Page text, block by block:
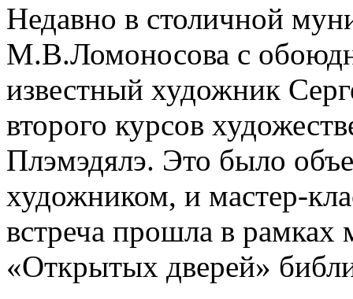
Недавно в столичной
М.В.Ломоносова с
известный художник
второго курсов
Плэмэдялэ. Это было
художником, и мастер-
встреча прошла в рамках
«Открытых дверей»